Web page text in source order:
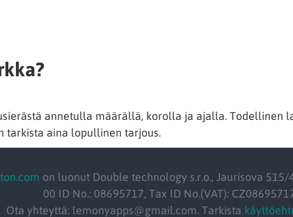
annetulla määrällä, korolla ja ajalla. Todellinen
tarkista aina lopullinen tarjous.
on luonut Double technology s.r.o., Jaurisova 515/
00 ID No.: 08695717, Tax ID No.(VAT):
Ota yhteyttä: lemonyapps@gmail.com. Tarkista